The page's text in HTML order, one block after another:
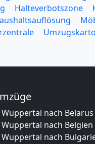
Halteverbotszone
nach Belarus
nach Belgien
nach